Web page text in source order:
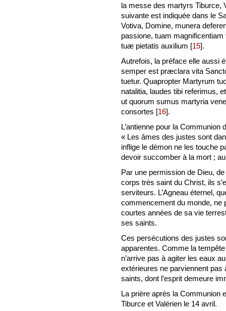
la messe des martyrs Tiburce,
suivante est indiquée dans le
Votiva, Domine, munera
passione, tuam
tuæ pietatis auxilium [15].
Autrefois, la préface elle aussi
semper est præclara vita
tuetur. Quapropter Martyrum
natalitia, laudes tibi referimus,
ut quorum sumus martyria
consortes [16].
L’antienne pour la
« Les âmes des justes sont
inflige le démon ne les touche
devoir succomber à la mort ;
Par une permission de Dieu,
corps très saint du Christ, ils
serviteurs. L’Agneau éternel,
commencement du monde, ne
courtes années de sa vie
ses saints.
Ces persécutions des justes
apparentes. Comme la
n’arrive pas à agiter les eaux
extérieures ne parviennent pas
saints, dont l’esprit demeure
La prière après la Communion
Tiburce et Valérien le 14 avril.